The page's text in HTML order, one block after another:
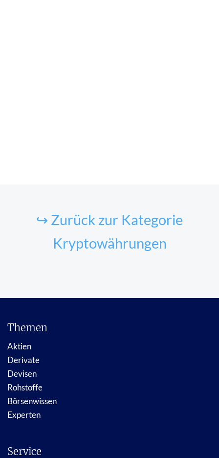
↪ Zurück zur Kategorie
Kryptowährungen
Themen
Aktien
Derivate
Devisen
Rohstoffe
Börsenwissen
Experten
Service